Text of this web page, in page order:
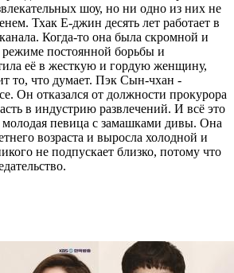
шоу, но ни одно из них не
Тхак Е-джин десять лет работает в
Когда-то она была скромной и
постоянной борьбы и
её в жесткую и гордую женщину,
то, что думает. Пэк Сын-чхан -
Он отказался от должности прокурора
в индустрию развлечений. И всё это
певица с замашками дивы. Она
возраста и выросла холодной и
не подпускает близко, потому что